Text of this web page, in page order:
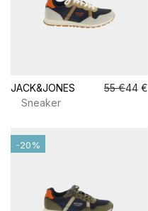
JACK&JONES 55 €44 €
Sneaker
-20%